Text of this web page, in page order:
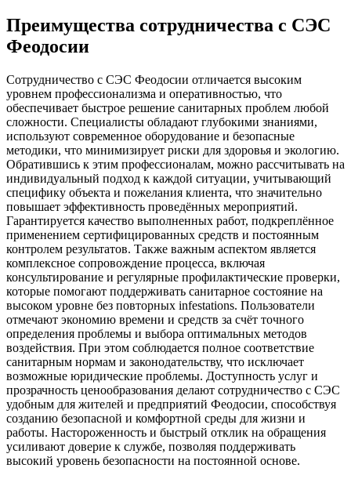
Преимущества сотрудничества с СЭС
Феодосии
Сотрудничество с СЭС Феодосии отличается высоким
уровнем профессионализма и оперативностью, что
обеспечивает быстрое решение санитарных проблем любой
сложности. Специалисты обладают глубокими знаниями,
используют современное оборудование и безопасные
методики, что минимизирует риски для здоровья и экологию.
Обратившись к этим профессионалам, можно рассчитывать на
индивидуальный подход к каждой ситуации, учитывающий
специфику объекта и пожелания клиента, что значительно
повышает эффективность проведённых мероприятий.
Гарантируется качество выполненных работ, подкреплённое
применением сертифицированных средств и постоянным
контролем результатов. Также важным аспектом является
комплексное сопровождение процесса, включая
консультирование и регулярные профилактические проверки,
которые помогают поддерживать санитарное состояние на
высоком уровне без повторных infestations. Пользователи
отмечают экономию времени и средств за счёт точного
определения проблемы и выбора оптимальных методов
воздействия. При этом соблюдается полное соответствие
санитарным нормам и законодательству, что исключает
возможные юридические проблемы. Доступность услуг и
прозрачность ценообразования делают сотрудничество с СЭС
удобным для жителей и предприятий Феодосии, способствуя
созданию безопасной и комфортной среды для жизни и
работы. Настороженность и быстрый отклик на обращения
усиливают доверие к службе, позволяя поддерживать
высокий уровень безопасности на постоянной основе.